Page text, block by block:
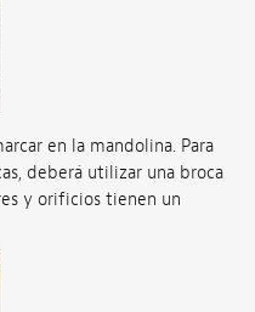
en la mandolina. Para
deberá utilizar una broca
y orificios tienen un